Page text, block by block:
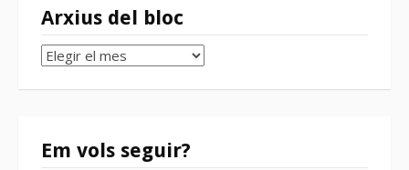
Arxius del bloc
Arxius
bloc
Em vols seguir?